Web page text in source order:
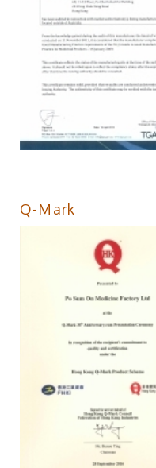
Q-Mark